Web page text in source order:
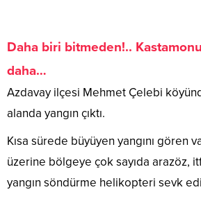
Daha biri bitmeden!..
daha…
Azdavay ilçesi Mehmet Çelebi
alanda yangın çıktı.
Kısa sürede büyüyen yangını gören
üzerine bölgeye çok sayıda arazöz,
yangın söndürme helikopteri sevk